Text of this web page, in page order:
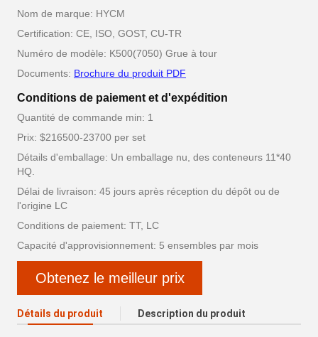
Nom de marque: HYCM
Certification: CE, ISO, GOST, CU-TR
Numéro de modèle: K500(7050) Grue à tour
Documents: Brochure du produit PDF
Conditions de paiement et d'expédition
Quantité de commande min: 1
Prix: $216500-23700 per set
Détails d'emballage: Un emballage nu, des conteneurs 11*40
HQ.
Délai de livraison: 45 jours après réception du dépôt ou de
l'origine LC
Conditions de paiement: TT, LC
Capacité d'approvisionnement: 5 ensembles par mois
Obtenez le meilleur prix
Détails du produit Description du produit